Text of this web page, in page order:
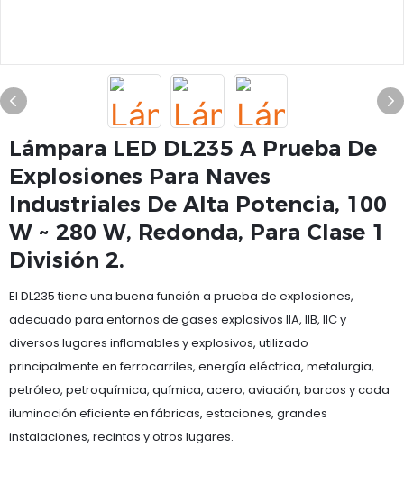
Lámpara LED DL235 A Prueba De
Explosiones Para Naves
Industriales De Alta Potencia, 100
W ~ 280 W, Redonda, Para Clase 1
División 2.
El DL235 tiene una buena función a prueba de explosiones,
adecuado para entornos de gases explosivos IIA, IIB, IIC y
diversos lugares inflamables y explosivos, utilizado
principalmente en ferrocarriles, energía eléctrica, metalurgia,
petróleo, petroquímica, química, acero, aviación, barcos y cada
iluminación eficiente en fábricas, estaciones, grandes
instalaciones, recintos y otros lugares.